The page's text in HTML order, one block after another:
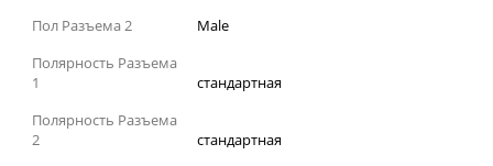
Пол Разъема 2
Male
Полярность Разъема
1
стандартная
Полярность Разъема
2
стандартная